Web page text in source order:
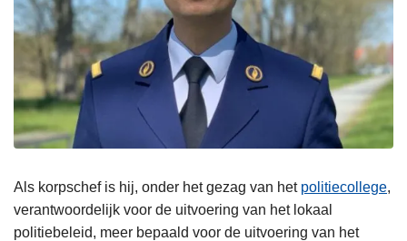
Als korpschef is hij, onder het gezag van het politiecollege,
verantwoordelijk voor de uitvoering van het lokaal
politiebeleid, meer bepaald voor de uitvoering van het